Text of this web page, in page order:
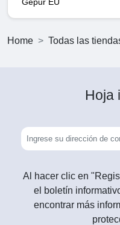
Home Todas las
Hoja
Al hacer clic en
el boletín
encontrar más